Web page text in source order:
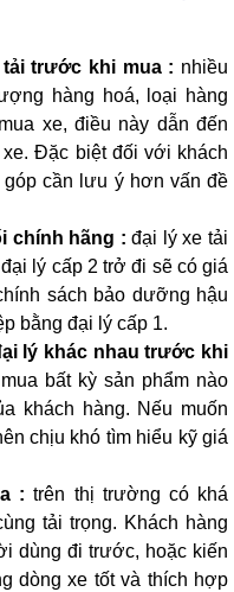
trước khi mua : nhiều
hàng hoá, loại hàng
xe, điều này dẫn đến
Đặc biệt đối với khách
góp cần lưu ý hơn vấn đề
chính hãng : đại lý xe tải
lý cấp 2 trở đi sẽ có giá
sách bảo dưỡng hậu
bằng đại lý cấp 1.
lý khác nhau trước khi
bất kỳ sản phẩm nào
khách hàng. Nếu muốn
chịu khó tìm hiểu kỹ giá
: trên thị trường có khá
tải trọng. Khách hàng
dùng đi trước, hoặc kiến
dòng xe tốt và thích hợp